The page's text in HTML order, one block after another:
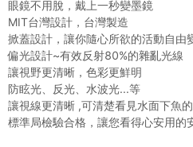
眼鏡不用脫，戴上一秒變墨鏡
MIT台灣設計，台灣製造
掀蓋設計，讓你隨心所欲的活動自由
偏光設計~有效反射80%的雜亂光線
讓視野更清晰，色彩更鮮明
防眩光、反光、水波光...等
讓視線更清晰 ,可清楚看見水面下魚
標準局檢驗合格，讓您看得心安用的